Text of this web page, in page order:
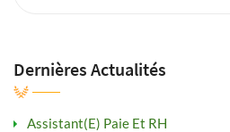
Dernières Actualités
Assistant(e) Paie Et RH